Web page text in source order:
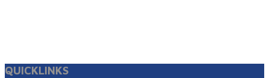
QUICKLINKS